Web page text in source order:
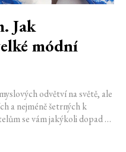
Jak
módní
odvětví na světě, ale
a nejméně šetrných k
se vám jakýkoli dopad na
a podporovat